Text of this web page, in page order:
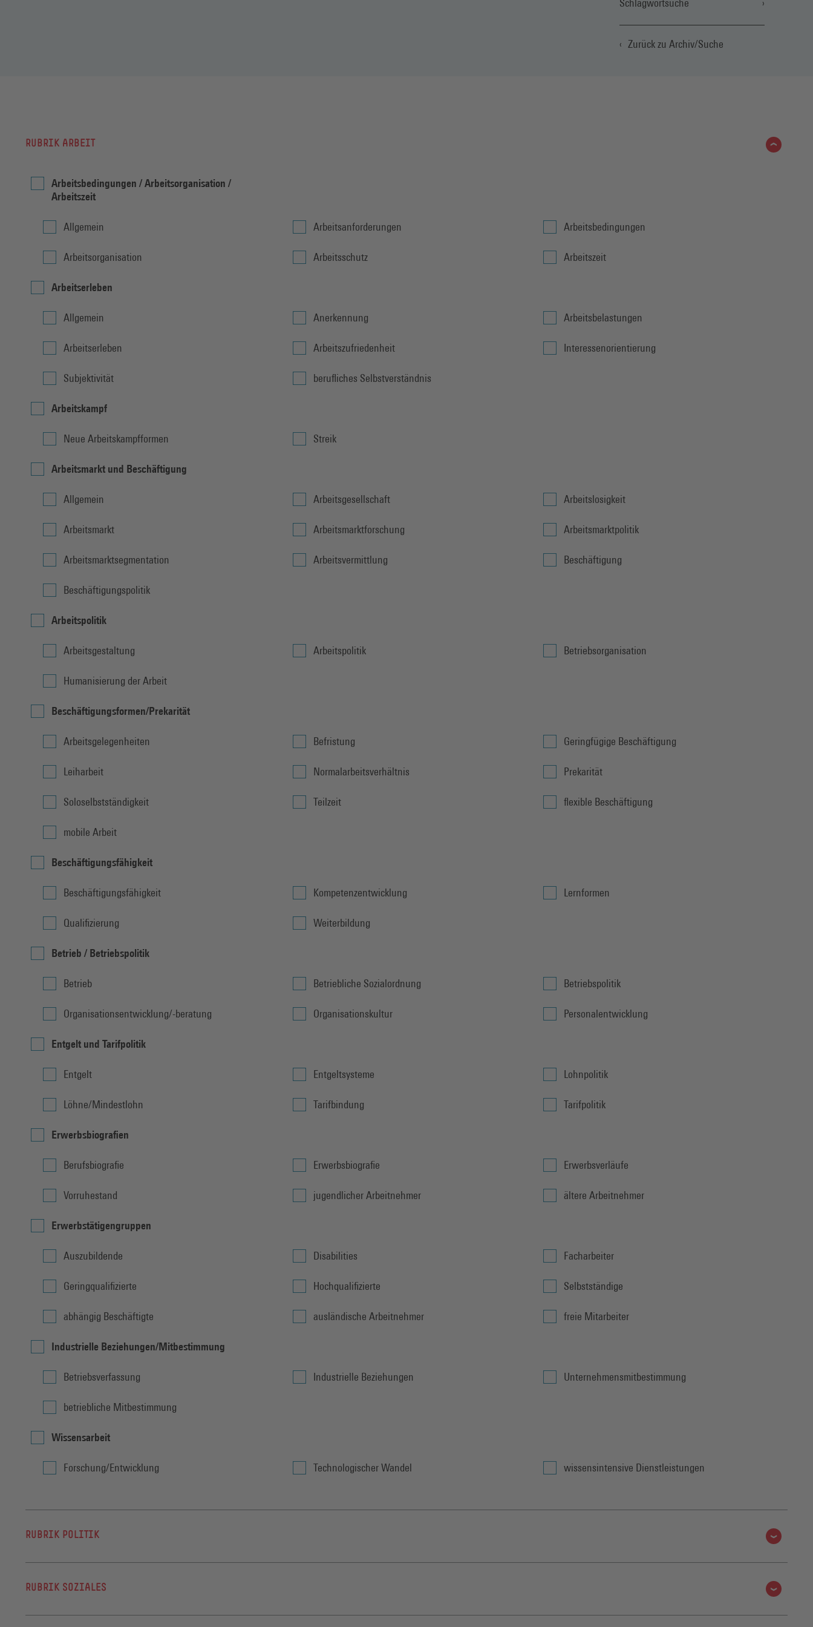
Schlagwortsuche
Zurück zu Archiv/Suche
RUBRIK ARBEIT
Arbeitsbedingungen / Arbeitsorganisation /
Arbeitszeit
Allgemein Arbeitsanforderungen Arbeitsbedingungen
Arbeitsorganisation Arbeitsschutz Arbeitszeit
Arbeitserleben
Allgemein Anerkennung Arbeitsbelastungen
Arbeitserleben Arbeitszufriedenheit Interessenorientierung
Subjektivität berufliches Selbstverständnis
Arbeitskampf
Neue Arbeitskampfformen Streik
Arbeitsmarkt und Beschäftigung
Allgemein Arbeitsgesellschaft Arbeitslosigkeit
Arbeitsmarkt Arbeitsmarktforschung Arbeitsmarktpolitik
Arbeitsmarktsegmentation Arbeitsvermittlung Beschäftigung
Beschäftigungspolitik
Arbeitspolitik
Arbeitsgestaltung Arbeitspolitik Betriebsorganisation
Humanisierung der Arbeit
Beschäftigungsformen/Prekarität
Arbeitsgelegenheiten Befristung Geringfügige Beschäftigung
Leiharbeit Normalarbeitsverhältnis Prekarität
Soloselbstständigkeit Teilzeit flexible Beschäftigung
mobile Arbeit
Beschäftigungsfähigkeit
Beschäftigungsfähigkeit Kompetenzentwicklung Lernformen
Qualifizierung Weiterbildung
Betrieb / Betriebspolitik
Betrieb Betriebliche Sozialordnung Betriebspolitik
Organisationsentwicklung/-beratung Organisationskultur Personalentwicklung
Entgelt und Tarifpolitik
Entgelt Entgeltsysteme Lohnpolitik
Löhne/Mindestlohn Tarifbindung Tarifpolitik
Erwerbsbiografien
Berufsbiografie Erwerbsbiografie Erwerbsverläufe
Vorruhestand jugendlicher Arbeitnehmer ältere Arbeitnehmer
Erwerbstätigengruppen
Auszubildende Disabilities Facharbeiter
Geringqualifizierte Hochqualifizierte Selbstständige
abhängig Beschäftigte ausländische Arbeitnehmer freie Mitarbeiter
Industrielle Beziehungen/Mitbestimmung
Betriebsverfassung Industrielle Beziehungen Unternehmensmitbestimmung
betriebliche Mitbestimmung
Wissensarbeit
Forschung/Entwicklung Technologischer Wandel wissensintensive Dienstleistungen
RUBRIK POLITIK
RUBRIK SOZIALES